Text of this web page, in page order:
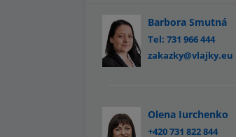
Barbora Smutná
Tel: 731 966 444
zakazky@vlajky.eu
Olena Iurchenko
+420 731 822 844